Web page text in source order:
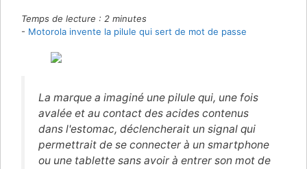
Temps de lecture : 2 minutes
- Motorola invente la pilule qui sert de mot de passe
La marque a imaginé une pilule qui, une fois
avalée et au contact des acides contenus
dans l'estomac, déclencherait un signal qui
permettrait de se connecter à un smartphone
ou une tablette sans avoir à entrer son mot de